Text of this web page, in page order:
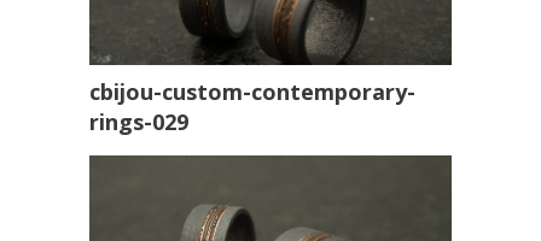
cbijou-custom-contemporary-
rings-029